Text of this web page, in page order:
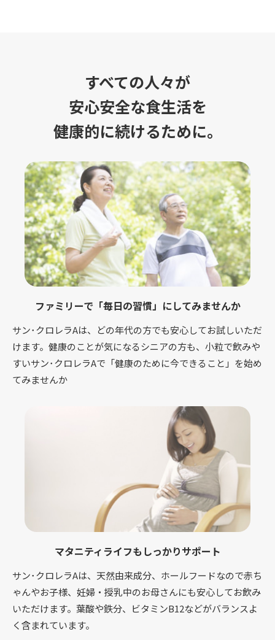
すべての人々が
安心安全な食生活を
健康的に続けるために。
ファミリーで「毎日の習慣」にしてみませんか
サン･クロレラAは、どの年代の方でも安心してお試しいただ
けます。健康のことが気になるシニアの方も、小粒で飲みや
すいサン･クロレラAで「健康のために今できること」を始め
てみませんか
マタニティライフもしっかりサポート
サン･クロレラAは、天然由来成分、ホールフードなので赤ち
ゃんやお子様、妊婦・授乳中のお母さんにも安心してお飲み
いただけます。葉酸や鉄分、ビタミンB12などがバランスよ
く含まれています。